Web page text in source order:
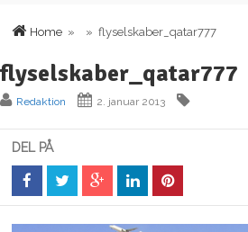
Home » » flyselskaber_qatar777
flyselskaber_qatar777
Redaktion 2. januar 2013
DEL PÅ